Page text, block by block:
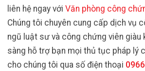
liên hệ ngay với Văn phòng công
Chúng tôi chuyên cung cấp dịch vụ
ngũ luật sư và công chứng viên giàu
sàng hỗ trợ bạn mọi thủ tục pháp lý
cho chúng tôi qua số điện thoại